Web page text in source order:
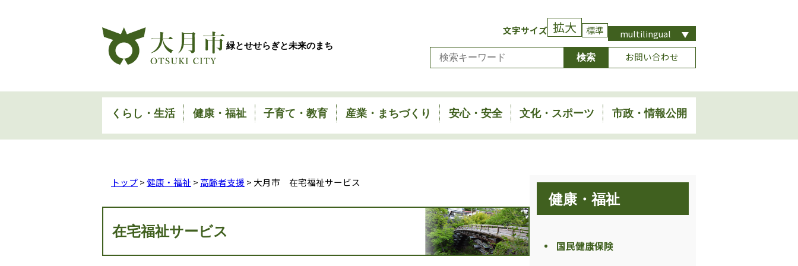
緑とせせらぎと未来のまち
文字サイズ 拡大 標準
multilingual
お問い合わせ
くらし・生活 健康・福祉 子育て・教育 産業・まちづくり 安心・安全 文化・スポーツ 市政・情報公開
トップ>健康・福祉 > 高齢者支援 > 大月市 在宅福祉サービス
在宅福祉サービス
健康・福祉
国民健康保険